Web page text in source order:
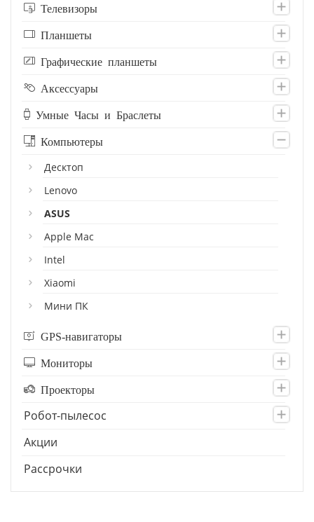
Телевизоры
Планшеты
Графические планшеты
Аксессуары
Умные Часы и Браслеты
Компьютеры
Десктоп
Lenovo
ASUS
Apple Mac
Intel
Xiaomi
Мини ПК
GPS-навигаторы
Мониторы
Проекторы
Робот-пылесос
Акции
Рассрочки